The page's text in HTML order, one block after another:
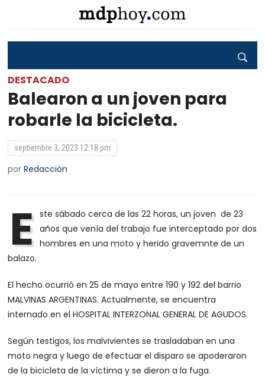
DESTACADO
Balearon a un joven para
robarle la bicicleta.
septiembre 3, 2023 12:18 pm
porRedacción
E ste sábado cerca de las 22 horas, un joven de 23
años que venía del trabajo fue interceptado por dos
hombres en una moto y herido gravemnte de un
balazo.
El hecho ocurrió en 25 de mayo entre 190 y 192 del barrio
MALVINAS ARGENTINAS. Actualmente, se encuentra
internado en el HOSPITAL INTERZONAL GENERAL DE AGUDOS.
Según testigos, los malvivientes se trasladaban en una
moto negra y luego de efectuar el disparo se apoderaron
de la bicicleta de la víctima y se dieron a la fuga.